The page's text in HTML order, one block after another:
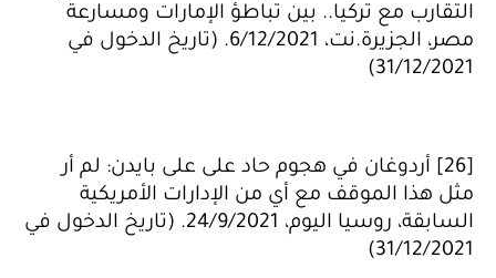
التقارب مع تركيا.. بين تباطؤ الإمارات ومسارعة
مصر، الجزيرة.نت، 6/12/2021. (تاريخ الدخول في
31/12/2021)
[26] أردوغان في هجوم حاد على على بايدن: لم أر
مثل هذا الموقف مع أي من الإدارات الأمريكية
السابقة، روسيا اليوم، 24/9/2021. (تاريخ الدخول في
31/12/2021)